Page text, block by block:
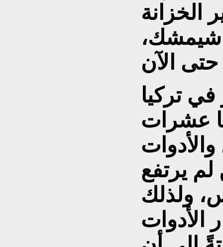
الخزانة
شيمشك،
تركيا
عشرات
يرتفع
ولذلك
الأدوات